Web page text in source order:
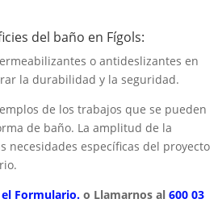
del baño en Fígols:
o antideslizantes en
la durabilidad y la seguridad.
de los trabajos que se pueden
de baño. La amplitud de la
necesidades específicas del proyecto
el Formulario. o Llamarnos al 600 03